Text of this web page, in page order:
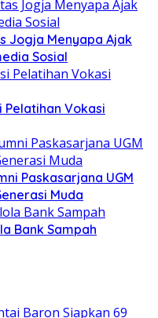
Jogja Menyapa Ajak
Sosial
Vokasi
Paskasarjana UGM
Muda
Bank Sampah